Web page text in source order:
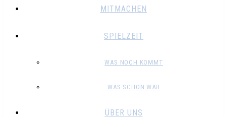
MITMACHEN
SPIELZEIT
WAS NOCH KOMMT
WAS SCHON WAR
ÜBER UNS